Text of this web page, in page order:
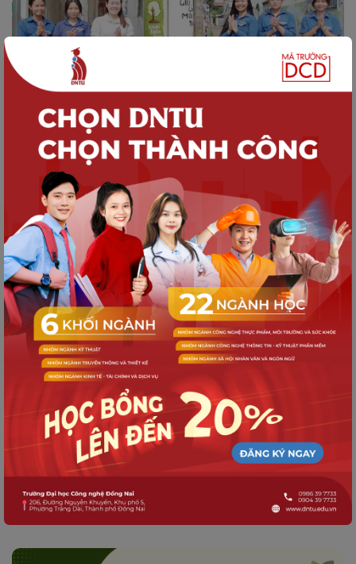
HOẠT ĐỘNG CỘNG ĐỒNG
Sinh viên DNTU "thay áo mới" cho cột
điện - Gửi gắm thông điệp xanh
NGÀY HỘI HIẾN MÁU TÌNH NGUYỆN
TẠI TRƯỜNG ĐẠI HỌC CÔNG NGHỆ
ĐỒNG NAI